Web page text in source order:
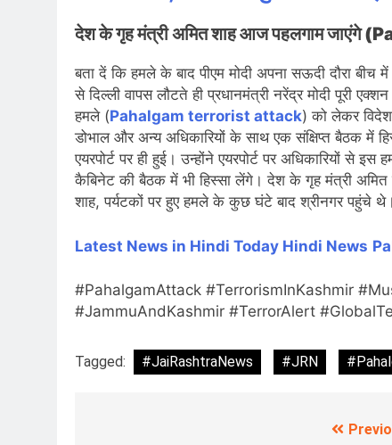
देश के गृह मंत्री अमित शाह आज पहलगाम
बता दें कि हमले के बाद पीएम मोदी अपना सऊदी दौरा
से दिल्ली वापस लौटते ही प्रधानमंत्री नरेंद्र मोदी पूरी
हमले (Pahalgam terrorist attack) को लेकर
डोभाल और अन्य अधिकारियों के साथ एक संक्षिप्त बैठक में
एयरपोर्ट पर ही हुई। उन्होंने एयरपोर्ट पर अधिकारियों से इस
कैबिनेट की बैठक में भी हिस्सा लेंगे। देश के गृह मंत्री अमित
शाह, पर्यटकों पर हुए हमले के कुछ घंटे बाद श्रीनगर पहुंचे थे।
Latest News in Hindi Today Hindi News
#PahalgamAttack #TerrorismInKashmir
#JammuAndKashmir #TerrorAlert
Tagged: #JaiRashtraNews #JRN